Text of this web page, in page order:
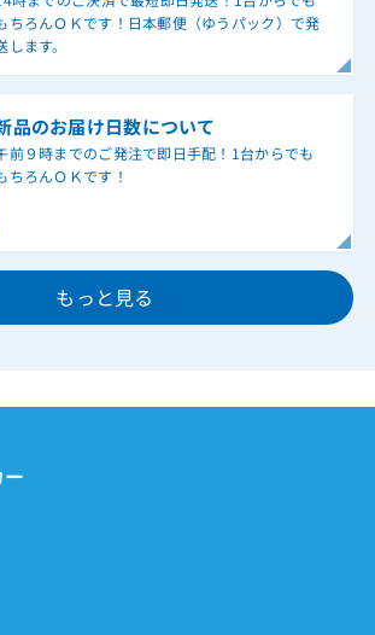
ちろんＯＫです！日本郵便（ゆうパック）で発
します。
品のお届け日数について
前９時までのご発注で即日手配！1台からでも
ちろんＯＫです！
もっと見る